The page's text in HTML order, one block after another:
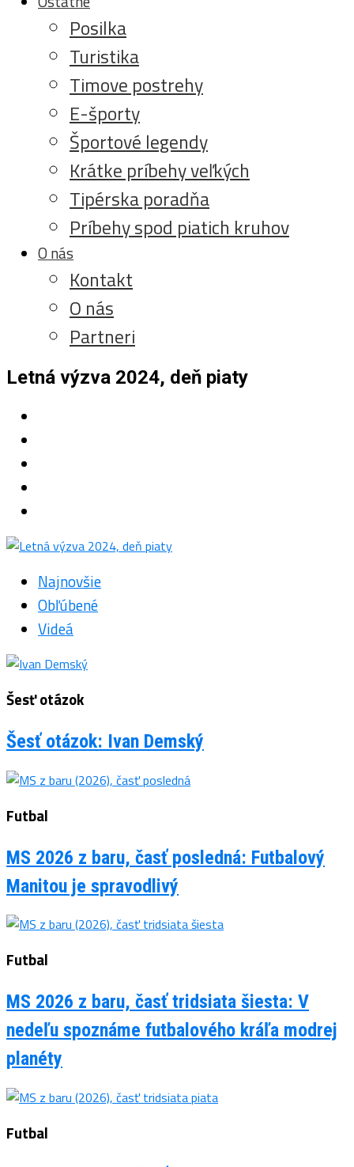
Posilka
Turistika
Timove postrehy
E-športy
Športové legendy
Krátke príbehy veľkých
Tipérska poradňa
Príbehy spod piatich kruhov
O nás
Kontakt
O nás
Partneri
Letná výzva 2024, deň piaty
Najnovšie
Obľúbené
Videá
Šesť otázok
Šesť otázok: Ivan Demský
Futbal
MS 2026 z baru, časť posledná: Futbalový
Manitou je spravodlivý
Futbal
MS 2026 z baru, časť tridsiata šiesta: V
nedeľu spoznáme futbalového kráľa modrej
planéty
Futbal